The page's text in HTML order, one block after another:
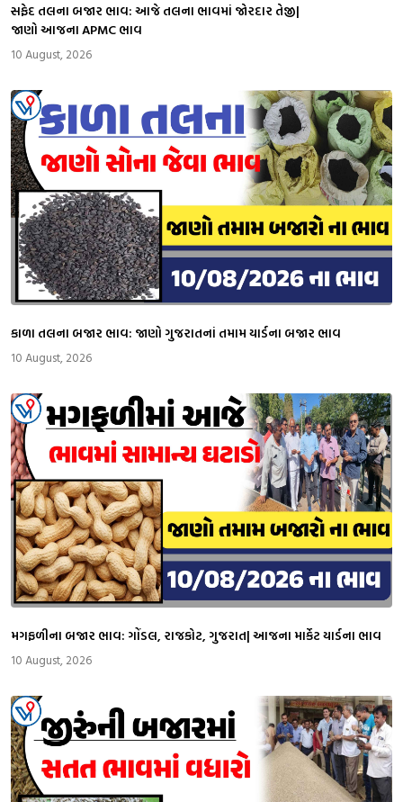
સફેદ તલના બજાર ભાવ: આજે તલના ભાવમાં જોરદાર તેજી|
જાણો આજના APMC ભાવ
10 August, 2026
કાળા તલના બજાર ભાવ: જાણો ગુજરાતનાં તમામ યાર્ડના બજાર ભાવ
10 August, 2026
મગફળીના બજાર ભાવ: ગોંડલ, રાજકોટ, ગુજરાત| આજના માર્કેટ યાર્ડના ભાવ
10 August, 2026